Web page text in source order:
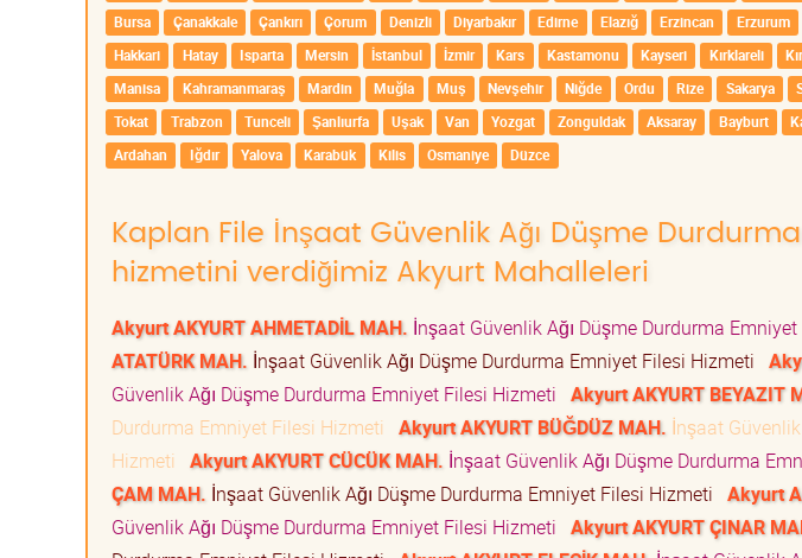
Bursa
Çanakkale Çankırı Çorum Denizli Diyarbakır Edirne Elazığ Erzincan Erzurum
Hakkari
Hatay Isparta Mersin İstanbul İzmir Kars Kastamonu Kayseri Kırklareli
Manisa
Kahramanmaraş Mardin Muğla Muş Nevşehir Niğde Ordu Rize Sakarya
Tokat
Trabzon Tunceli Şanlıurfa Uşak Van Yozgat Zonguldak Aksaray Bayburt
Ardahan
Iğdır Yalova Karabük Kilis Osmaniye Düzce
Kaplan File İnşaat Güvenlik Ağı Düşme
hizmetini verdiğimiz Akyurt Mahalleleri
Akyurt AKYURT AHMETADİL MAH. İnşaat Güvenlik Ağı Düşme Durdurma
ATATÜRK MAH. İnşaat Güvenlik Ağı Düşme Durdurma Emniyet Filesi Hizmeti
Güvenlik Ağı Düşme Durdurma Emniyet Filesi Hizmeti Akyurt AKYURT BEYAZIT
Durdurma Emniyet Filesi Hizmeti Akyurt AKYURT BÜĞDÜZ MAH. İnşaat
Hizmeti Akyurt AKYURT CÜCÜK MAH. İnşaat Güvenlik Ağı Düşme Durdurma
ÇAM MAH. İnşaat Güvenlik Ağı Düşme Durdurma Emniyet Filesi Hizmeti Akyurt
Güvenlik Ağı Düşme Durdurma Emniyet Filesi Hizmeti Akyurt AKYURT ÇINAR